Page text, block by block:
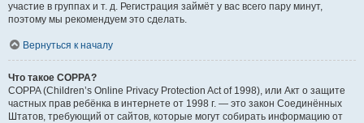
участие в группах и т. д. Регистрация займёт у вас всего пару минут,
поэтому мы рекомендуем это сделать.
Вернуться к началу
Что такое COPPA?
COPPA (Children’s Online Privacy Protection Act of 1998), или Акт о защите
частных прав ребёнка в интернете от 1998 г. — это закон Соединённых
Штатов, требующий от сайтов, которые могут собирать информацию от